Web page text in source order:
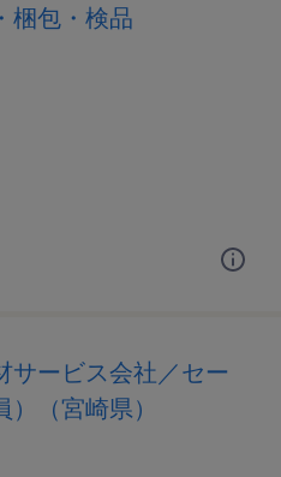
梱包・検品
サービス会社／セー
（宮崎県）